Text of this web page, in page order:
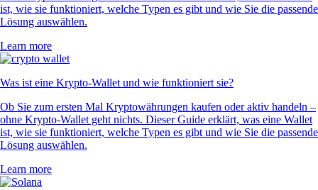
ist, wie sie funktioniert, welche Typen es gibt und wie Sie die passende
Lösung auswählen.
Learn more
Was ist eine Krypto-Wallet und wie funktioniert sie?
Ob Sie zum ersten Mal Kryptowährungen kaufen oder aktiv handeln –
ohne Krypto-Wallet geht nichts. Dieser Guide erklärt, was eine Wallet
ist, wie sie funktioniert, welche Typen es gibt und wie Sie die passende
Lösung auswählen.
Learn more